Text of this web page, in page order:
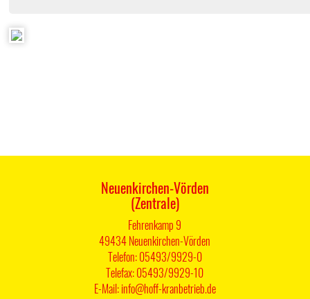
Neuenkirchen-Vörden
(Zentrale)
Fehrenkamp 9
49434 Neuenkirchen-Vörden
Telefon: 05493/9929-0
Telefax: 05493/9929-10
E-Mail: info@hoff-kranbetrieb.de